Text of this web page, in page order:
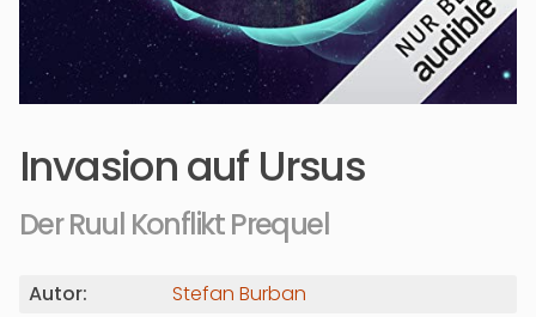
Invasion auf Ursus
Der Ruul Konflikt Prequel
Autor:
Stefan Burban